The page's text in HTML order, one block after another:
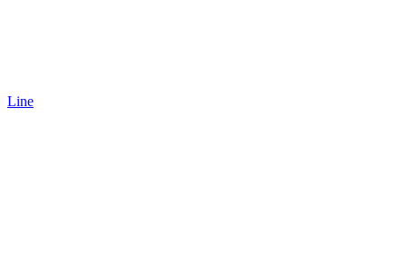
Line